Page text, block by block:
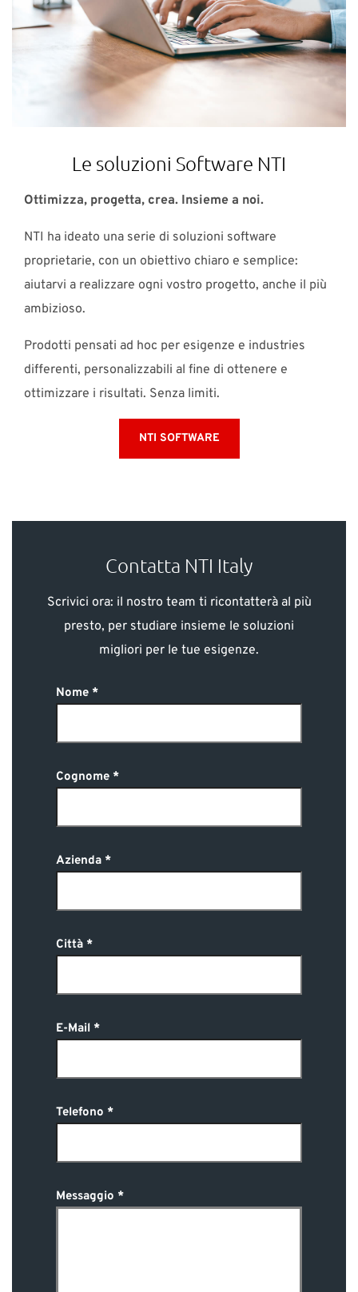
Le soluzioni Software NTI
Ottimizza, progetta, crea. Insieme a noi.
NTI ha ideato una serie di soluzioni software
proprietarie, con un obiettivo chiaro e semplice:
aiutarvi a realizzare ogni vostro progetto, anche il più
ambizioso.
Prodotti pensati ad hoc per esigenze e industries
differenti, personalizzabili al fine di ottenere e
ottimizzare i risultati. Senza limiti.
NTI SOFTWARE
Contatta NTI Italy
Scrivici ora: il nostro team ti ricontatterà al più
presto, per studiare insieme le soluzioni
migliori per le tue esigenze.
Nome
Cognome
Azienda
Città
E-Mail
Telefono
Messaggio